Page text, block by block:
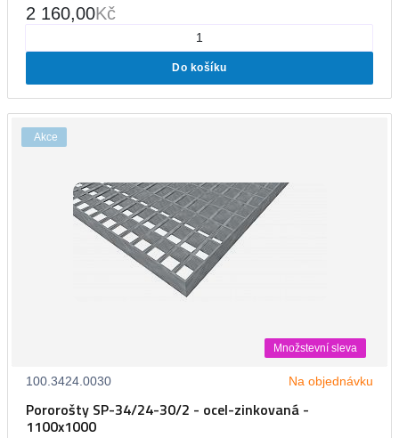
2 160,00Kč
Do košíku
Akce
Množstevní sleva
100.3424.0030 Na objednávku
Pororošty SP-34/24-30/2 - ocel-zinkovaná -
1100x1000